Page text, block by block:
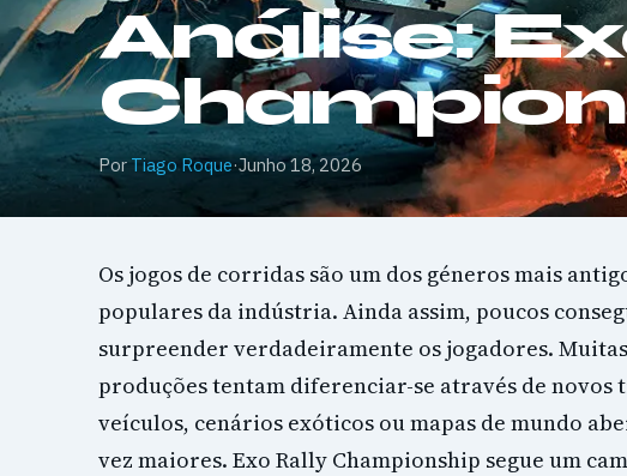
Análise:
Por Tiago Roque·Junho 18, 2026
Os jogos de corridas são um dos géneros mais
populares da indústria. Ainda assim, poucos
surpreender verdadeiramente os jogadores. Muitas
produções tentam diferenciar-se através de novos
veículos, cenários exóticos ou mapas de mundo
vez maiores. Exo Rally Championship segue um